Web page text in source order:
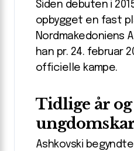
Siden debuten i
opbygget en fast
Nordmakedoniens
han pr. 24. februar
officielle kampe.
Tidlige år og
Ashkovski